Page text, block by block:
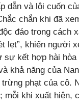
dẫn và lôi cuốn
chắn khi đã
đáo trong cách
lẹt”, khiến người
sự kết hợp hài
khả năng của
phạt của cô.
mỗi khi xuất hiện,